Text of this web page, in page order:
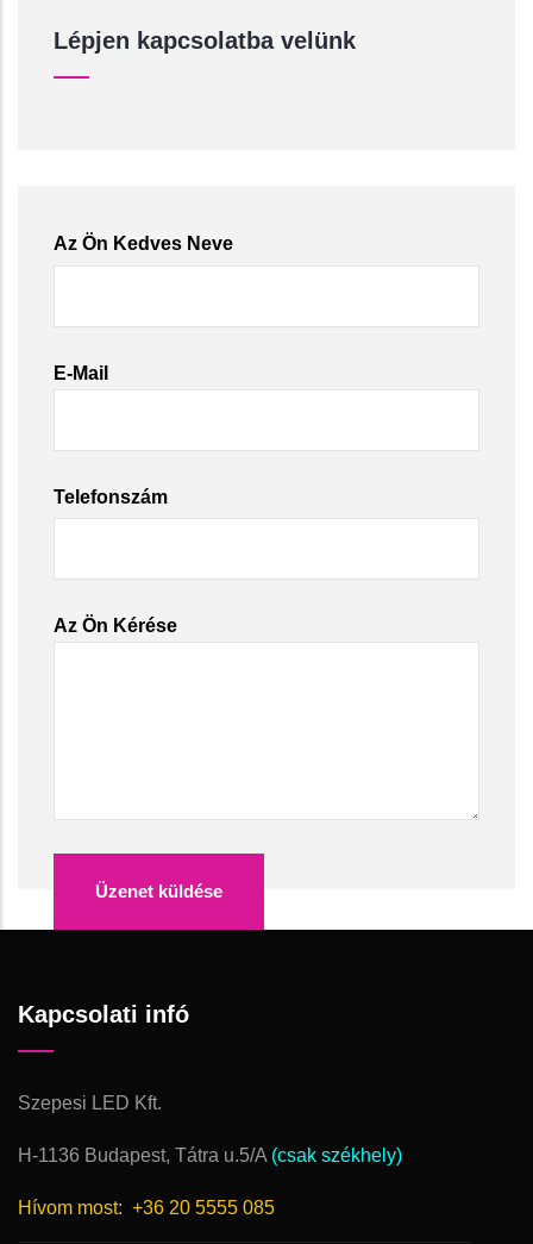
Lépjen kapcsolatba velünk
Az Ön Kedves Neve
E-Mail
Telefonszám
Az Ön Kérése
Kapcsolati infó
Szepesi LED Kft.
H-1136 Budapest, Tátra u.5/A (csak székhely)
Hívom most: +36 20 5555 085